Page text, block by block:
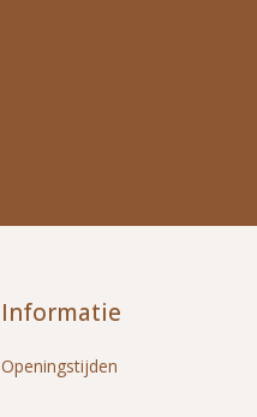
Informatie
Openingstijden